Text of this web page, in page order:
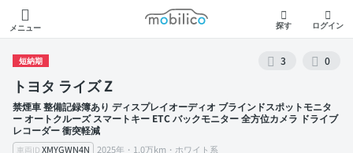
メニュー
モビリコ
探す ログイン
短納期 3 0
トヨタ ライズ Z
禁煙車 整備記録簿あり ディスプレイオーディオ ブラインドスポットモニタ
ー オートクルーズ スマートキー ETC バックモニター 全方位カメラ ドライブ
レコーダー 衝突軽減
車両ID XMYGWN4N 2025年・1.0万km・ホワイト系